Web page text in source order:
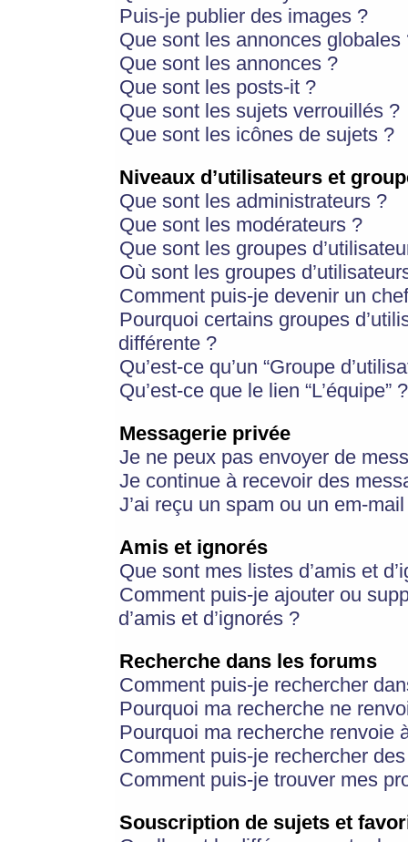
Puis-je publier des images ?
Que sont les annonces globales
Que sont les annonces ?
Que sont les posts-it ?
Que sont les sujets verrouillés ?
Que sont les icônes de sujets ?
Niveaux d’utilisateurs et
Que sont les administrateurs ?
Que sont les modérateurs ?
Que sont les groupes
Où sont les groupes
Comment puis-je devenir un
Pourquoi certains groupes
différente ?
Qu’est-ce qu’un “Groupe
Qu’est-ce que le lien “L’équipe” ?
Messagerie privée
Je ne peux pas envoyer de
Je continue à recevoir des
J’ai reçu un spam ou un em-
Amis et ignorés
Que sont mes listes d’amis et
Comment puis-je ajouter ou
d’amis et d’ignorés ?
Recherche dans les forums
Comment puis-je rechercher
Pourquoi ma recherche ne
Pourquoi ma recherche renvoie
Comment puis-je rechercher
Comment puis-je trouver mes
Souscription de sujets et